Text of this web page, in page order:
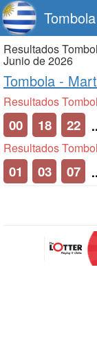
Resultados
Junio de 2026
Tombola -
Resultados
00 18 22
Resultados
01 03 07